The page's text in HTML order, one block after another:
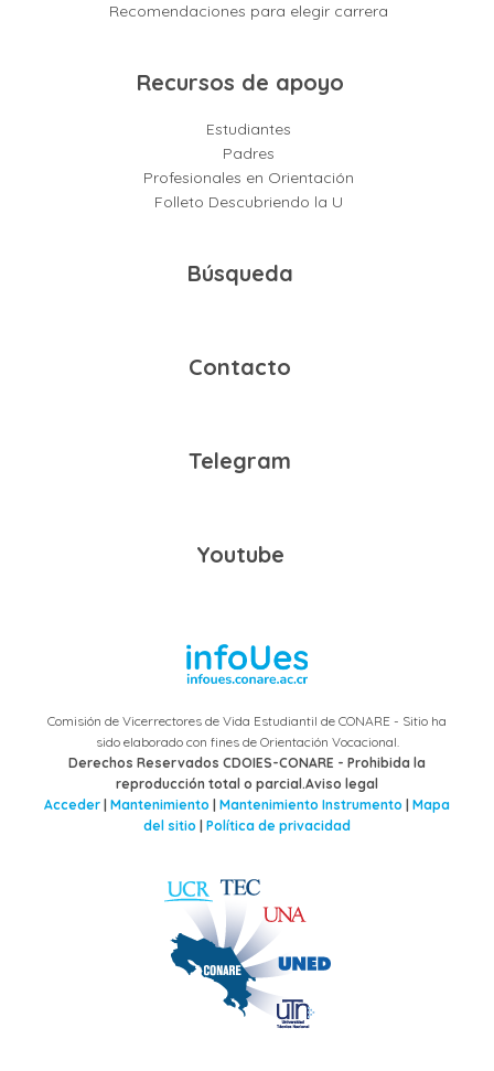
Recomendaciones para elegir carrera
Recursos de apoyo
Estudiantes
Padres
Profesionales en Orientación
Folleto Descubriendo la U
Búsqueda
Contacto
Telegram
Youtube
Comisión de Vicerrectores de Vida Estudiantil de CONARE - Sitio ha
sido elaborado con fines de Orientación Vocacional.
Derechos Reservados CDOIES-CONARE - Prohibida la
reproducción total o parcial.Aviso legal
Acceder Mantenimiento Mantenimiento Instrumento Mapa
del sitio Política de privacidad